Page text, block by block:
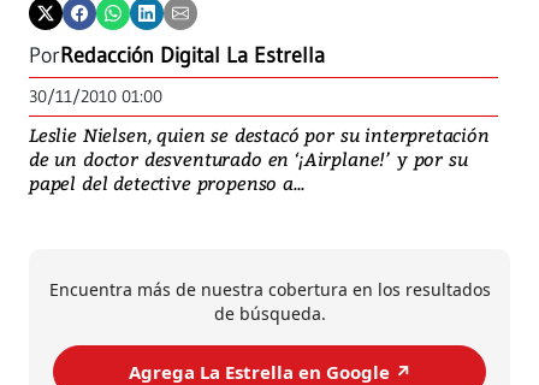
PorRedacción Digital La Estrella
30/11/2010 01:00
Leslie Nielsen, quien se destacó por su interpretación
de un doctor desventurado en ‘¡Airplane!’ y por su
papel del detective propenso a...
Encuentra más de nuestra cobertura en los resultados
de búsqueda.
Agrega La Estrella en Google ↗️